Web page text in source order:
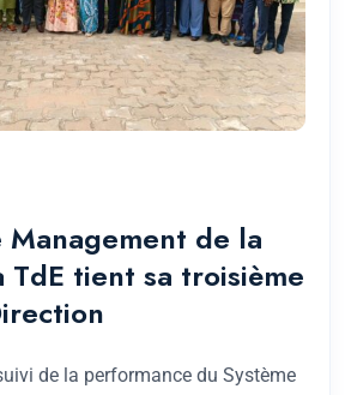
Management de la
TdE tient sa troisième
de la performance du Système